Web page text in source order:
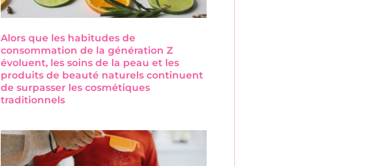
Alors que les habitudes de
consommation de la génération Z
évoluent, les soins de la peau et les
produits de beauté naturels continuent
de surpasser les cosmétiques
traditionnels